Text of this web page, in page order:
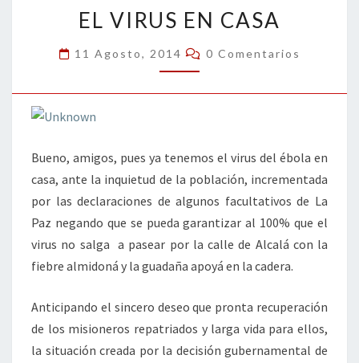
VIRUS
EN
CASA
EL VIRUS EN CASA
11 Agosto, 2014 Comentarios
0 Comentarios
Bueno, amigos, pues ya tenemos el virus del ébola en
casa, ante la inquietud de la población, incrementada
por las declaraciones de algunos facultativos de La
Paz negando que se pueda garantizar al 100% que el
virus no salga a pasear por la calle de Alcalá con la
fiebre almidoná y la guadaña apoyá en la cadera.
Anticipando el sincero deseo que pronta recuperación
de los misioneros repatriados y larga vida para ellos,
la situación creada por la decisión gubernamental de